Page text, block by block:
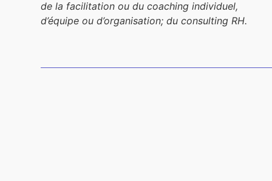
de la facilitation ou du coaching individuel,
d’équipe ou d’organisation; du consulting RH.